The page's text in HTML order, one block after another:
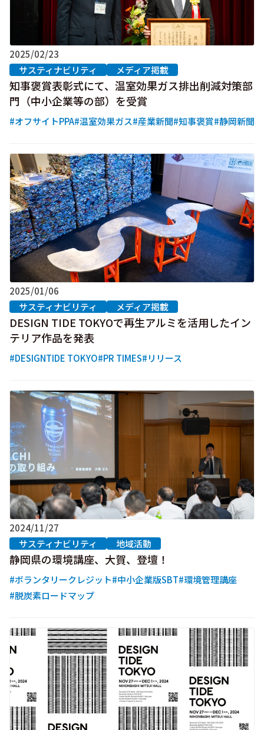
2025/02/23
サスティナビリティ
メディア掲載
知事褒賞表彰式にて、温室効果ガス排出削減対策部
門（中小企業等の部）を受賞
#オフサイトPPA#温室効果ガス#産業新聞#知事褒賞#静岡新聞
2025/01/06
サスティナビリティ
メディア掲載
DESIGN TIDE TOKYOで再生アルミを活用したイン
テリア作品を発表
#DESIGNTIDE TOKYO#PR TIMES#リリース
2024/11/27
サスティナビリティ
地域活動
静岡県の環境講座、大賀、登壇！
#ボランタリークレジット#中小企業版SBT#環境管理講座
#脱炭素ロードマップ